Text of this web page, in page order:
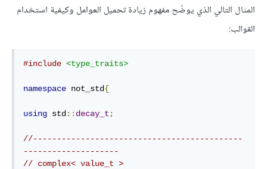
المثال التالي الذي يوضّح مفهوم زيادة تحميل العوامل وكيفية استخدام
القوالب:
#include <type_traits>
namespace not_std{
using std :: decay_t ;
//--------------------------------------------
--------------------
// complex< value_t >